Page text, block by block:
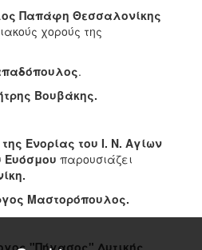
Παπάφη Θεσσαλονίκης
χορούς της
.
Βουβάκης.
Ενορίας του Ι. Ν. Αγίων
Ευόσμου παρουσιάζει
Μαστορόπουλος.
"Πήγασος" Δυτικής